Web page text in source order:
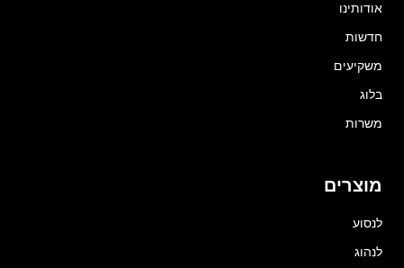
אודותינו
חדשות
משקיעים
בלוג
משרות
מוצרים
לנסוע
לנהוג